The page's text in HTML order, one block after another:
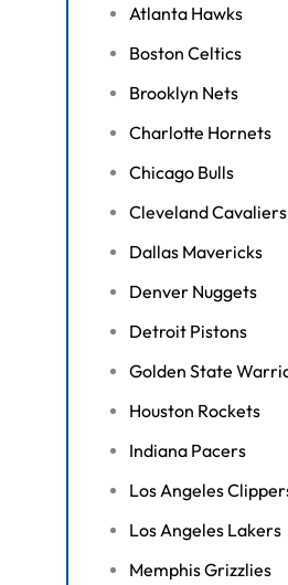
Atlanta Hawks
Boston Celtics
Brooklyn Nets
Charlotte Hornets
Chicago Bulls
Cleveland Cavaliers
Dallas Mavericks
Denver Nuggets
Detroit Pistons
Golden State
Houston Rockets
Indiana Pacers
Los Angeles
Los Angeles Lakers
Memphis Grizzlies